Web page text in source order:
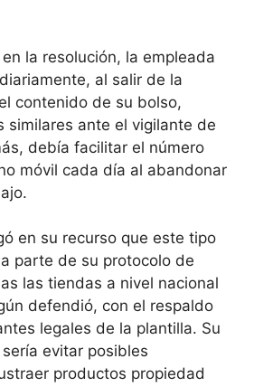
la resolución, la empleada
al salir de la
contenido de su bolso,
similares ante el vigilante de
debía facilitar el número
móvil cada día al abandonar
en su recurso que este tipo
parte de su protocolo de
las tiendas a nivel nacional
defendió, con el respaldo
legales de la plantilla. Su
evitar posibles
productos propiedad